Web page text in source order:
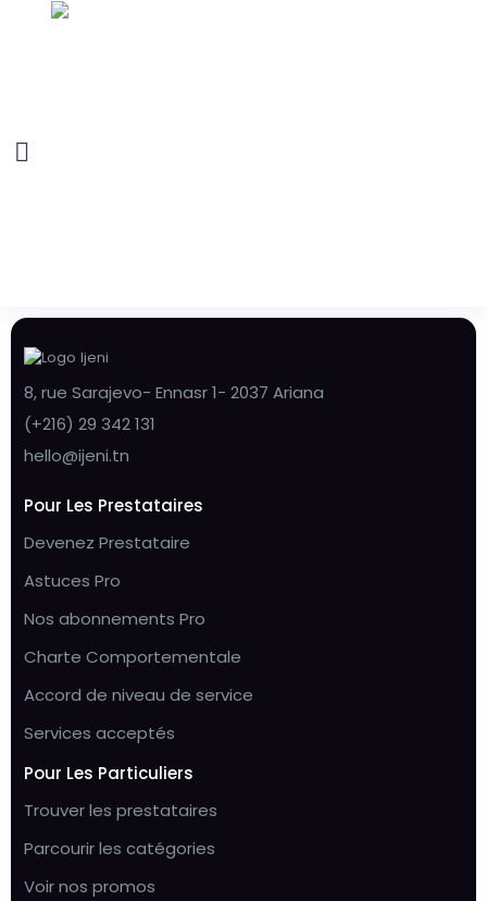
8, rue Sarajevo- Ennasr 1- 2037 Ariana
(+216) 29 342 131
hello@ijeni.tn
Pour Les Prestataires
Devenez Prestataire
Astuces Pro
Nos abonnements Pro
Charte Comportementale
Accord de niveau de service
Services acceptés
Pour Les Particuliers
Trouver les prestataires
Parcourir les catégories
Voir nos promos